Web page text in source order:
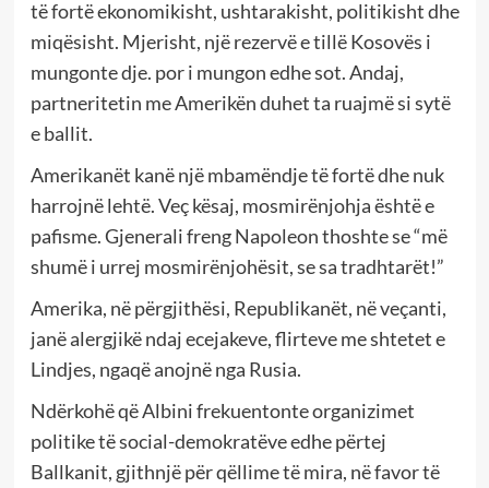
të fortë ekonomikisht, ushtarakisht, politikisht dhe
miqësisht. Mjerisht, një rezervë e tillë Kosovës i
mungonte dje. por i mungon edhe sot. Andaj,
partneritetin me Amerikën duhet ta ruajmë si sytë
e ballit.
Amerikanët kanë një mbamëndje të fortë dhe nuk
harrojnë lehtë. Veç kësaj, mosmirënjohja është e
pafisme. Gjenerali freng Napoleon thoshte se “më
shumë i urrej mosmirënjohësit, se sa tradhtarët!”
Amerika, në përgjithësi, Republikanët, në veçanti,
janë alergjikë ndaj ecejakeve, flirteve me shtetet e
Lindjes, ngaqë anojnë nga Rusia.
Ndërkohë që Albini frekuentonte organizimet
politike të social-demokratëve edhe përtej
Ballkanit, gjithnjë për qëllime të mira, në favor të